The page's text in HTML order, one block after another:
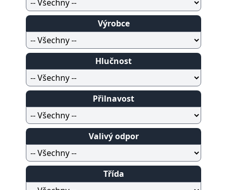
Výrobce
Hlučnost
Přilnavost
Valivý odpor
Třída